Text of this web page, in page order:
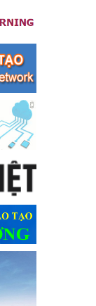
dục trên địa
bảo trật tự, an
trên địa bàn thị
27/05/2023
ngừa, đấu
hoạt động
05/2023 của
đấu tranh tội
tổ chức đánh
sinh thị xã Bến
thị xã Bến Cát